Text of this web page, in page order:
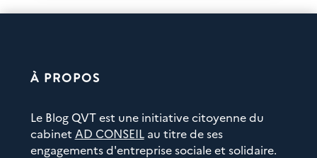
À PROPOS
Le Blog QVT est une initiative citoyenne du
cabinet AD CONSEILau titre de ses
engagements d'entreprise sociale et solidaire.